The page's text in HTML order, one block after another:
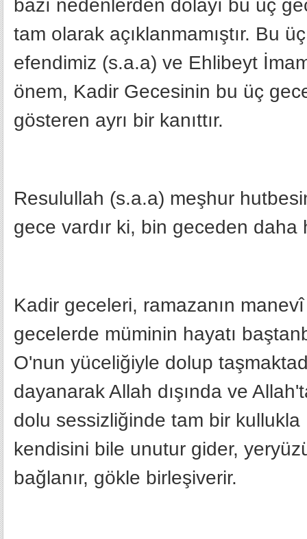
bazı nedenlerden dolayı bu üç
tam olarak açıklanmamıştır. Bu
efendimiz (s.a.a) ve Ehlibeyt
önem, Kadir Gecesinin bu üç
gösteren ayrı bir kanıttır.
Resulullah (s.a.a) meşhur
gece vardır ki, bin geceden daha
Kadir geceleri, ramazanın
gecelerde müminin hayatı
O'nun yüceliğiyle dolup
dayanarak Allah dışında ve
dolu sessizliğinde tam bir
kendisini bile unutur gider,
bağlanır, gökle birleşiverir.